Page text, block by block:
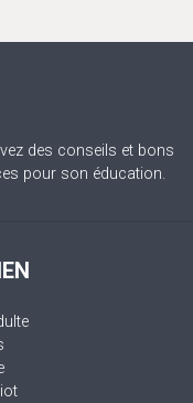
des conseils et bons
pour son éducation.